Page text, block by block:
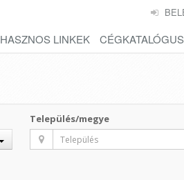
HASZNOS LINKEK CÉGKATALÓGUS
Település/megye